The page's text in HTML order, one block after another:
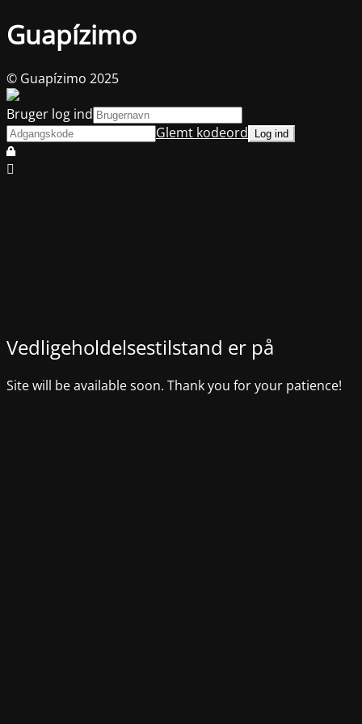
Guapízimo
Vedligeholdelsestilstand er på
Site will be available soon. Thank you for your patience!
© Guapízimo 2025
Bruger log ind
Glemt kodeord